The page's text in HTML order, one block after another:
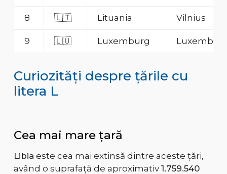
8 🇱🇹 Lituania Vilnius
9 🇱🇺 Luxemburg
Curiozități despre țările cu
litera L
Cea mai mare țară
Libia este cea mai extinsă dintre aceste țări,
având o suprafață de aproximativ 1.759.540